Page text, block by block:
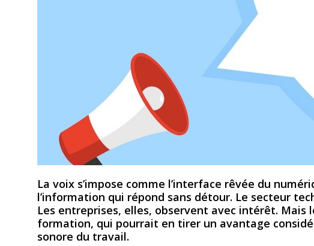
La voix s’impose comme l’interface rêvée du
l’information qui répond sans détour. Le secteur
Les entreprises, elles, observent avec intérêt. Mais
formation, qui pourrait en tirer un avantage
sonore du travail.